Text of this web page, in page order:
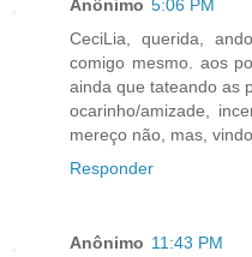
Anônimo 5:06 PM
CeciLia, querida,
comigo mesmo. aos
ainda que tateando as
ocarinho/amizade,
mereço não, mas,
Responder
Anônimo 11:43 PM